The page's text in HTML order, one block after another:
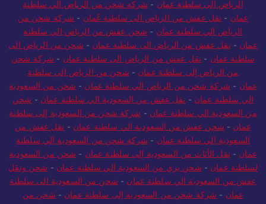
الرياض الى سلطنة عمان -شركة شحن من الرياض الي سلطنة
عمان -نقل عفش من الرياض الى سلطنة عُمان -شركة شحن من
الرياض الي سلطنة عمان -شحن عفش من الرياض الي سلطنة
عمان -نقل عفش من الرياض الى سلطنة عمان -شحن من الرياض الى
سلطنة عمان - نقل عفش من الرياض الى سلطنة عمان - شركة شحن
من الرياض إلى سلطنة عمان -شحن من الرياض الي سلطنة
عمان - شركة شحن من الرياض الي سلطنة عمان - شحن من السعودية
الي سلطنة عمان -نقل عفش من السعودية الي سلطنة عمان -شحن
من السعودية الي سلطنة عمان -شركة شحن من السعودية إلى سلطنة
عمان -شحن عفش من السعودية الي سلطنة عمان -نقل عفش من
السعودية الي سلطنة عمان -شركة شحن من السعودية الي سلطنة
عمان -نقل الأثاث من السعودية إلى سلطنة عمان -شحن من السعودية
لسلطنة عمان -شحن بري من السعودية الي سلطنة عمان -شحن ونقل
عفش من السعودية الي سلطنة عمان -شحن من السعودية الى سلطنة
عمان - شركة شحن من السعودية إلى سلطنة عمان -شحن من